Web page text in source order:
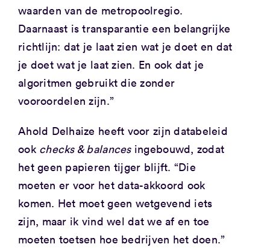
waarden van de metropoolregio.
Daarnaast is transparantie een belangrijke
richtlijn: dat je laat zien wat je doet en dat
je doet wat je laat zien. En ook dat je
algoritmen gebruikt die zonder
vooroordelen zijn.”
Ahold Delhaize heeft voor zijn databeleid
ook checks & balancesingebouwd, zodat
het geen papieren tijger blijft. “Die
moeten er voor het data-akkoord ook
komen. Het moet geen wetgevend iets
zijn, maar ik vind wel dat we af en toe
moeten toetsen hoe bedrijven het doen.”